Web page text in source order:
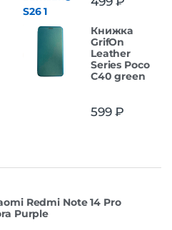
Книжка
GrifOn
Leather
Series Poco
C40 green
599₽
Redmi Note 14 Pro
Purple